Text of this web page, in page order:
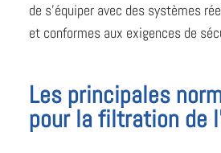
de s’équiper avec des systèmes
et conformes aux exigences de
Les principales
pour la filtration de